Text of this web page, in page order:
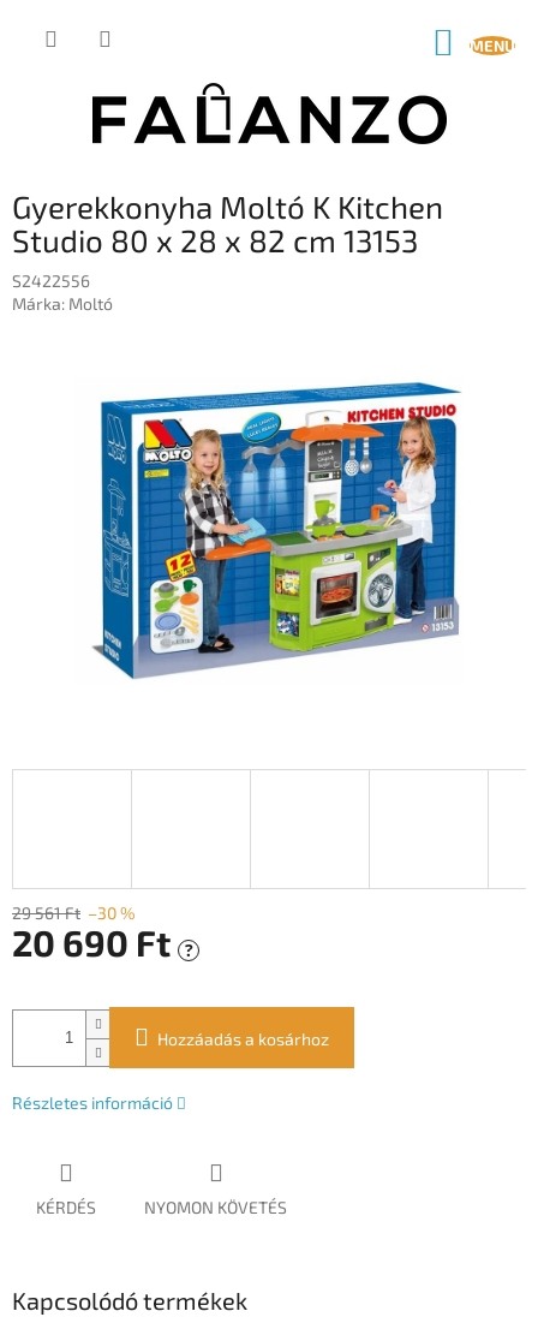
KOSÁR
Gyerekkonyha Moltó K Kitchen
Studio 80 x 28 x 82 cm 13153
S2422556
Márka: Moltó
29 561 Ft –30 %
20 690 Ft ?
Hozzáadás a kosárhoz
Részletes információ
KÉRDÉS NYOMON KÖVETÉS
Kapcsolódó termékek